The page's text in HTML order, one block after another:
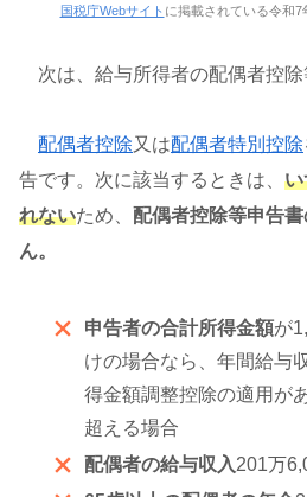
国税庁Webサイト に掲載されている令和
次は、給与所得者の配偶者控除
配偶者控除又は配偶者特別控除
告です。次に該当するときは、 い
れないため、 配偶者控除等申告
ん。
申告者の合計所得金額が
けの場合なら、年間給与
得金額調整控除の適用が
超える場合
配偶者の給与収入201万